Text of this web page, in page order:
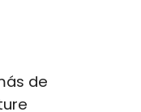
de